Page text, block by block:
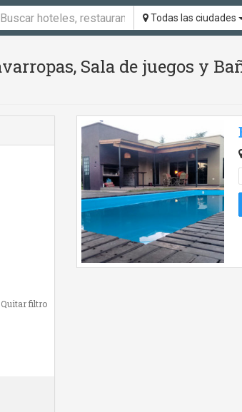
Todas las ciudades
Sala de juegos y
filtro